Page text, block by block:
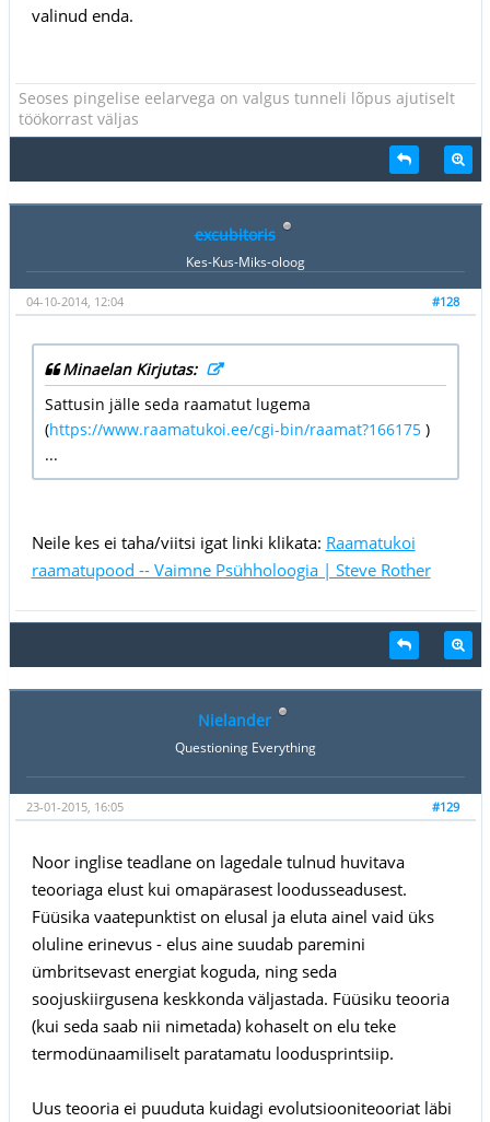
valinud enda.
Seoses pingelise eelarvega on valgus tunneli lõpus ajutiselt
töökorrast väljas
excubitoris
Kes-Kus-Miks-oloog
#128
04-10-2014, 12:04
Minaelan Kirjutas:
Sattusin jälle seda raamatut lugema
(https://www.raamatukoi.ee/cgi-bin/raamat?166175)
...
Neile kes ei taha/viitsi igat linki klikata: Raamatukoi
raamatupood -- Vaimne Psühholoogia | Steve Rother
Nielander
Questioning Everything
#129
23-01-2015, 16:05
Noor inglise teadlane on lagedale tulnud huvitava
teooriaga elust kui omapärasest loodusseadusest.
Füüsika vaatepunktist on elusal ja eluta ainel vaid üks
oluline erinevus - elus aine suudab paremini
ümbritsevast energiat koguda, ning seda
soojuskiirgusena keskkonda väljastada. Füüsiku teooria
(kui seda saab nii nimetada) kohaselt on elu teke
termodünaamiliselt paratamatu loodusprintsiip.
Uus teooria ei puuduta kuidagi evolutsiooniteooriat läbi